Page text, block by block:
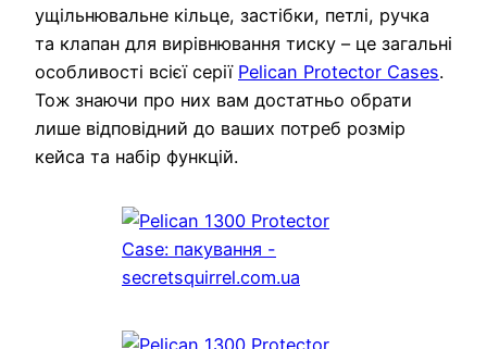
ущільнювальне кільце, застібки, петлі, ручка
та клапан для вирівнювання тиску – це загальні
особливості всієї серії Pelican Protector Cases.
Тож знаючи про них вам достатньо обрати
лише відповідний до ваших потреб розмір
кейса та набір функцій.